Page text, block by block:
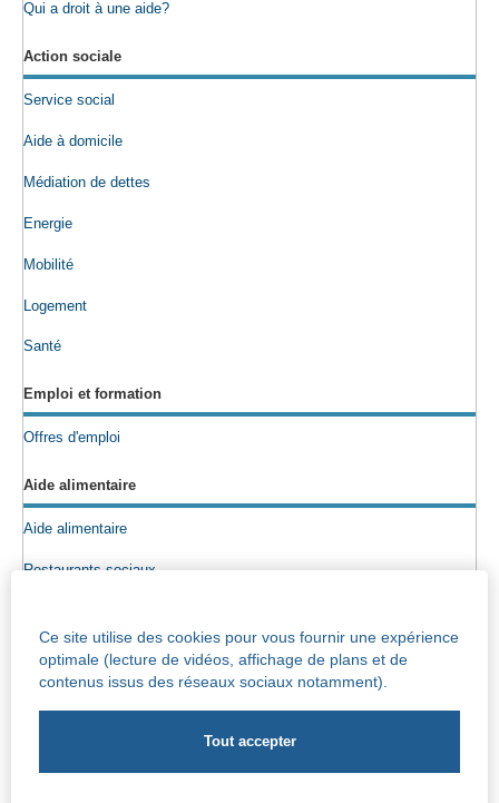
Ce site utilise des cookies pour vous fournir une expérience
optimale (lecture de vidéos, affichage de plans et de
contenus issus des réseaux sociaux notamment).
Qui a droit à une aide?
Action sociale
Service social
Aide à domicile
Médiation de dettes
Energie
Mobilité
Logement
Santé
Emploi et formation
Offres d'emploi
Aide alimentaire
Aide alimentaire
Restaurants sociaux
Epicerie sociale